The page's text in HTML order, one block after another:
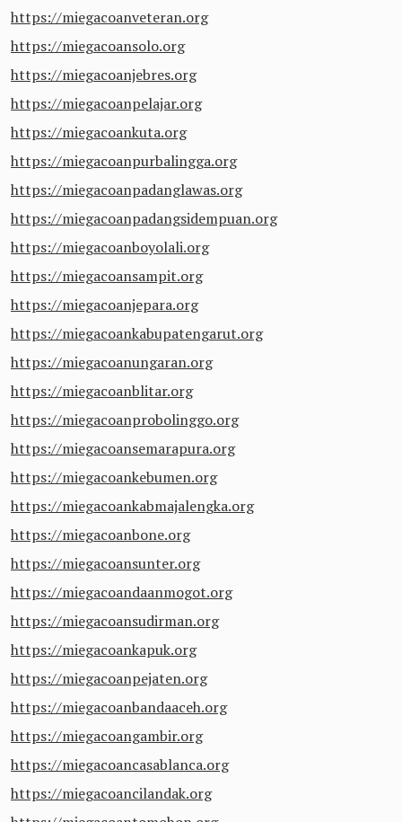
https://miegacoanveteran.org
https://miegacoansolo.org
https://miegacoanjebres.org
https://miegacoanpelajar.org
https://miegacoankuta.org
https://miegacoanpurbalingga.org
https://miegacoanpadanglawas.org
https://miegacoanpadangsidempuan.org
https://miegacoanboyolali.org
https://miegacoansampit.org
https://miegacoanjepara.org
https://miegacoankabupatengarut.org
https://miegacoanungaran.org
https://miegacoanblitar.org
https://miegacoanprobolinggo.org
https://miegacoansemarapura.org
https://miegacoankebumen.org
https://miegacoankabmajalengka.org
https://miegacoanbone.org
https://miegacoansunter.org
https://miegacoandaanmogot.org
https://miegacoansudirman.org
https://miegacoankapuk.org
https://miegacoanpejaten.org
https://miegacoanbandaaceh.org
https://miegacoangambir.org
https://miegacoancasablanca.org
https://miegacoancilandak.org